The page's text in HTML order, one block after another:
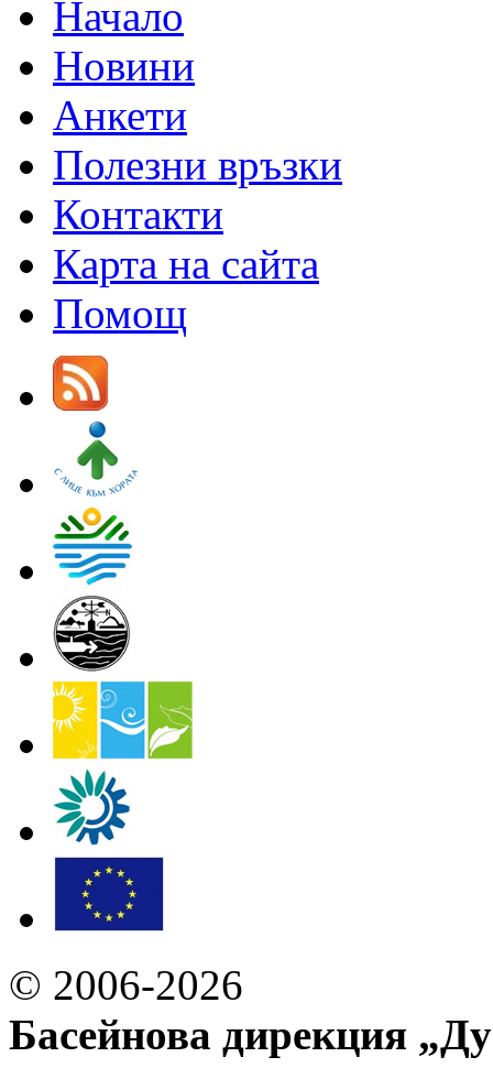
Начало
Новини
Анкети
Полезни връзки
Контакти
Карта на сайта
Помощ
© 2006-2026
Басейнова дирекция